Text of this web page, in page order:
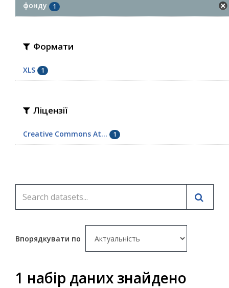
фонду 1
Формати
XLS 1
Ліцензії
Creative Commons At... 1
Впорядкувати по
1 набір даних знайдено